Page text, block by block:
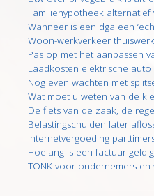
Familiehypotheek
Wanneer is een dga een
Woon-werkverkeer
Pas op met het aanpassen
Laadkosten elektrische auto
Nog even wachten met
Wat moet u weten van de
De fiets van de zaak, de
Belastingschulden later
Internetvergoeding
Hoelang is een factuur
TONK voor ondernemers en